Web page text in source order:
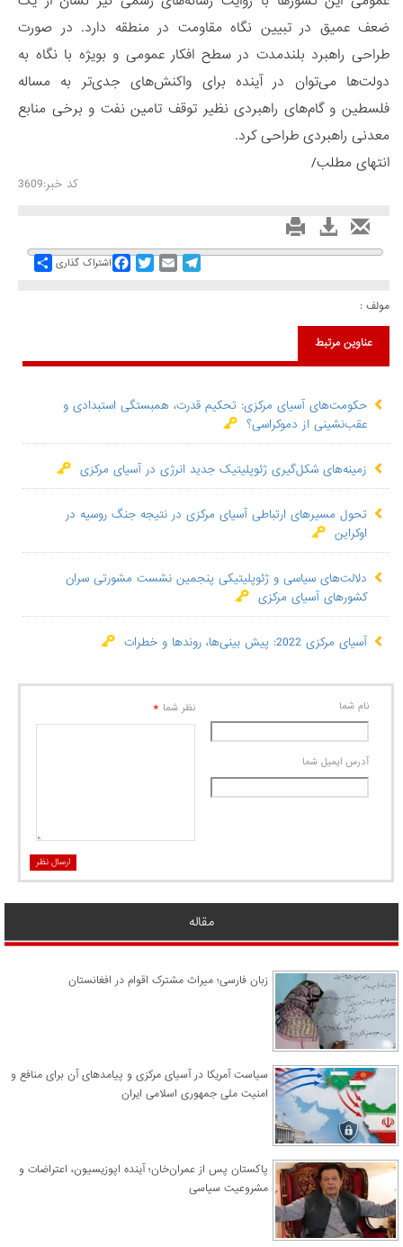
ضعف عمیق در تبیین نگاه مقاومت در منطقه دارد. در صورت
طراحی راهبرد بلندمدت در سطح افکار عمومی و بویژه با نگاه به
دولت‌ها می‌توان در آینده برای واکنش‌های جدی‌تر به مساله
فلسطین و گام‌های راهبردی نظیر توقف تامین نفت و برخی منابع
معدنی راهبردی طراحی کرد.
انتهای مطلب/
کد خبر:3609
Share اشتراک گذاری
FacebookTwitterEmail
Telegram
مولف :
عناوین مرتبط
حکومت‌های آسیای مرکزی: تحکیم قدرت، همبستگی استبدادی و
عقب‌نشینی از دموکراسی؟
زمینه‌های شکل‌گیری ژئوپلیتیک جدید انرژی در آسیای مرکزی
تحول مسیرهای ارتباطی آسیای مرکزی در نتیجه جنگ روسیه در
اوکراین
دلالت‌های سیاسی و ژئوپلیتیکی پنجمین نشست مشورتی سران
کشورهای آسیای مرکزی
آسیای مرکزی 2022: پیش بینی‌ها، روندها و خطرات
نام شما
آدرس ايميل شما
نظر شما *
ارسال نظر
مقاله
زبان فارسی؛ میراث مشترک اقوام در افغانستان
سیاست آمریکا در آسیای مرکزی و پیامدهای آن برای منافع و
امنیت ملی جمهوری اسلامی ایران
پاکستان پس از عمران‌خان؛ آینده اپوزیسیون، اعتراضات و
مشروعیت سیاسی